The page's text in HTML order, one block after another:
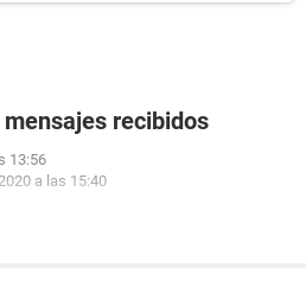
recibidos
13:56
a las 15:40